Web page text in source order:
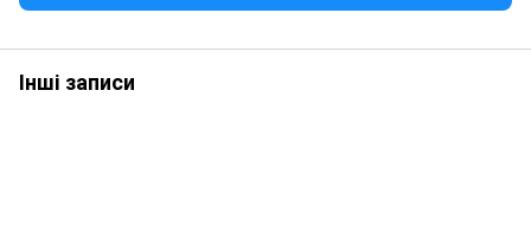
Інші записи